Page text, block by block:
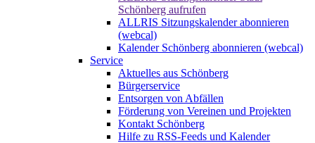
Schönberg aufrufen
ALLRIS Sitzungskalender abonnieren
(webcal)
Kalender Schönberg abonnieren (webcal)
Service
Aktuelles aus Schönberg
Bürgerservice
Entsorgen von Abfällen
Förderung von Vereinen und Projekten
Kontakt Schönberg
Hilfe zu RSS-Feeds und Kalender